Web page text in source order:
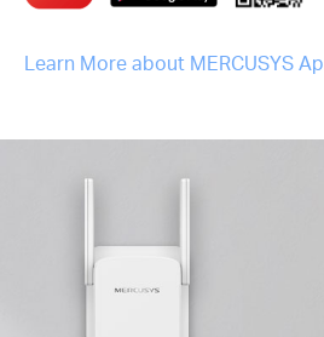
Learn More about MERCUSYS